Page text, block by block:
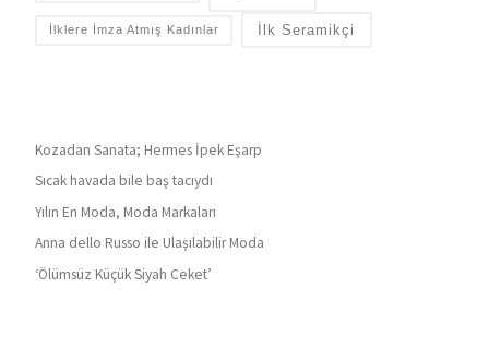
İlklere İmza Atmış Kadınlar İlk Seramikçi
Kozadan Sanata; Hermes İpek Eşarp
Sıcak havada bile baş tacıydı
Yılın En Moda, Moda Markaları
Anna dello Russo ile Ulaşılabilir Moda
‘Ölümsüz Küçük Siyah Ceket’